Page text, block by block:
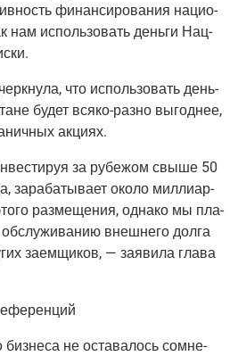
финан­си­ро­ва­ния наци­о­
нам исполь­зо­вать день­ги Нац­
что исполь­зо­вать день­
будет вся­ко-раз­но выгод­нее,
акциях.
за рубе­жом свы­ше 50
зара­ба­ты­ва­ет око­ло мил­ли­ар­
раз­ме­ще­ния, одна­ко мы пла­
внеш­не­го дол­га
заем­щи­ков, — заяви­ла гла­ва
биз­не­са не оста­ва­лось сомне­